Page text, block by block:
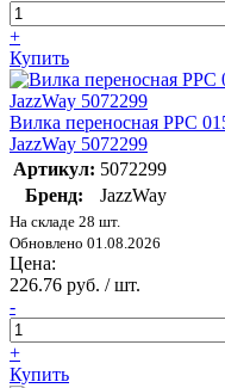
+
Купить
Вилка переносная PPC
JazzWay 5072299
Артикул: 5072299
Бренд:
JazzWay
На складе 28 шт.
Обновлено 01.08.2026
Цена:
226.76 руб. / шт.
-
+
Купить